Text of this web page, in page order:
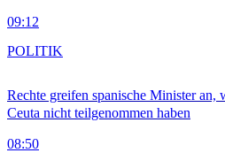
09:12
Rechte greifen spanische Minister an,
Ceuta nicht teilgenommen haben
08:50
POLITIK